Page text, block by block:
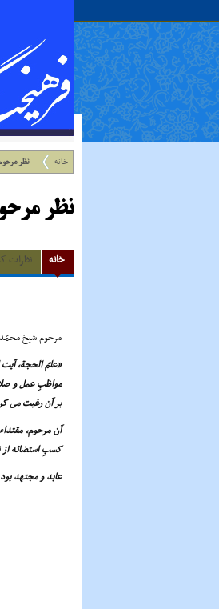
خانه نظر
نظر
خانه نظرات
مرحوم شیخ محمّد
«علمُ الحجة،
مواظبِ عمل و
بر آن رغبت مى
آن مرحوم،
کسبِ استضائه
عابد و مجتهد